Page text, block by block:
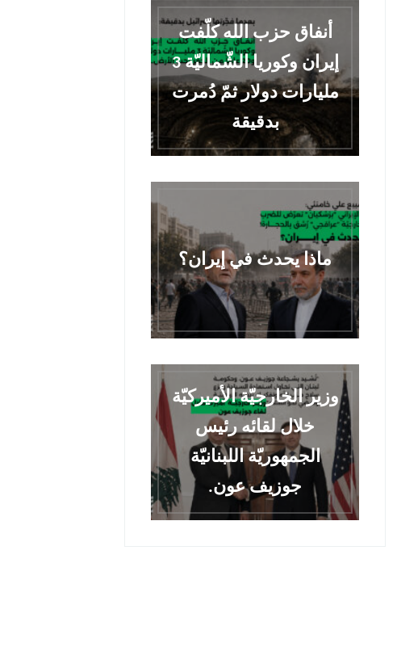
أنفاق حزب الله كلّفت
إيران وكوريا الشّماليّة 3
مليارات دولار ثمّ دُمرت
بدقيقة
ماذا يحدث في إيران؟
وزير الخارجيّة الأميركيّة
خلال لقائه رئيس
الجمهوريّة اللبنانيّة
جوزيف عون.